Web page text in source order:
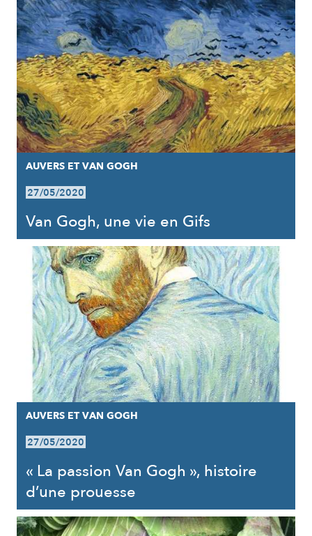
AUVERS ET VAN GOGH
27/05/2020
Van Gogh, une vie en Gifs
AUVERS ET VAN GOGH
27/05/2020
« La passion Van Gogh », histoire
d’une prouesse